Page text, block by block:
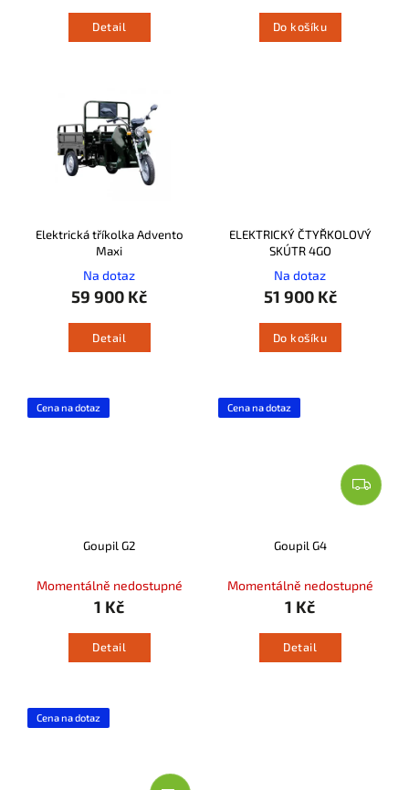
Detail Do košíku
Elektrická tříkolka Advento
Maxi
Na dotaz
59 900 Kč
Detail
ELEKTRICKÝ ČTYŘKOLOVÝ
SKÚTR 4GO
Na dotaz
51 900 Kč
Do košíku
Cena na dotaz
Goupil G2
Momentálně nedostupné
1 Kč
Detail
Cena na dotaz
Goupil G4
Momentálně nedostupné
1 Kč
Detail
Cena na dotaz